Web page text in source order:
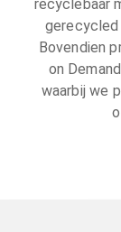
recyclebaar
gerecycled
Bovendien
on
waarbij we